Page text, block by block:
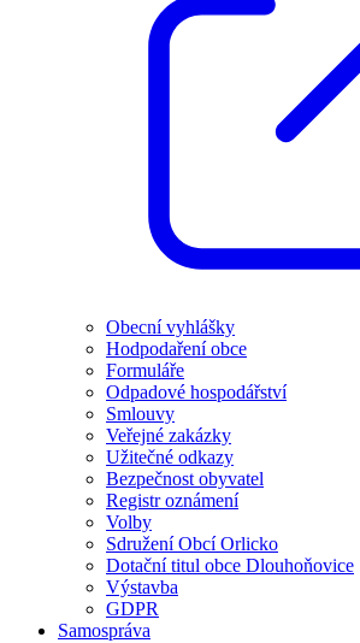
Obecní vyhlášky
Hodpodaření obce
Formuláře
Odpadové hospodářství
Smlouvy
Veřejné zakázky
Užitečné odkazy
Bezpečnost obyvatel
Registr oznámení
Volby
Sdružení Obcí Orlicko
Dotační titul obce Dlouhoňovice
Výstavba
GDPR
Samospráva